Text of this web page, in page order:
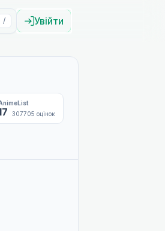
/ Увійти
307705 оцінок